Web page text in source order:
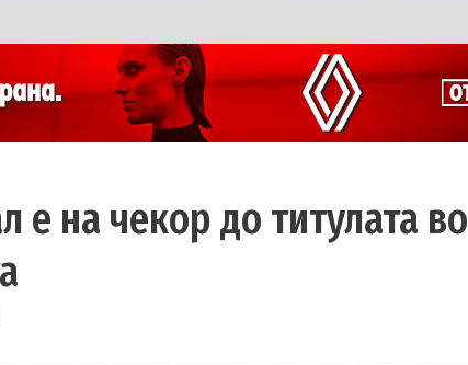
е на чекор до титулата во